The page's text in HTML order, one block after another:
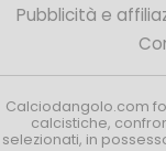
Pubblicità e
Calciodangolo.com
calcistiche,
selezionati, in